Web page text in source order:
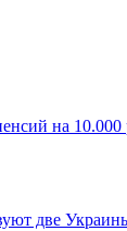
на 10.000
две